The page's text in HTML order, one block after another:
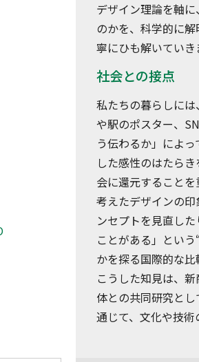
デザイン理論を軸
のかを、科学的に
寧にひも解いていき
社会との接点
私たちの暮らしに
や駅のポスター、
う伝わるか」によ
した感性のはたら
会に還元すること
考えたデザインの
ンセプトを見直し
ことがある」とい
かを探る国際的な比
こうした知見は、
体との共同研究と
通じて、文化や技術